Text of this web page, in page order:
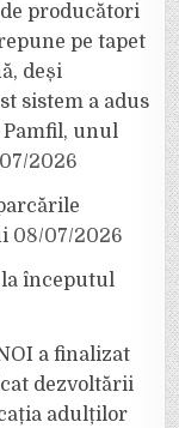
producători
pe tapet
deși
sistem a adus
Pamfil, unul
2026
08/07/2026
începutul
a finalizat
dezvoltării
adulților